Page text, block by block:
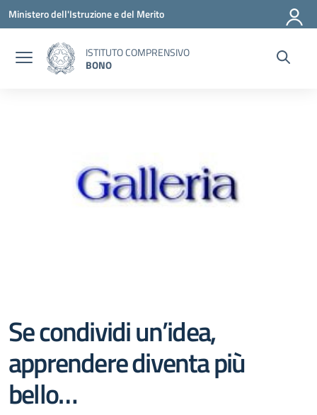
Vai ai contenuti
Vai al menu di navigazione
Vai al footer
Ministero dell'Istruzione e del Merito
ISTITUTO COMPRENSIVO
BONO
Se condividi un’idea,
apprendere diventa più
bello…